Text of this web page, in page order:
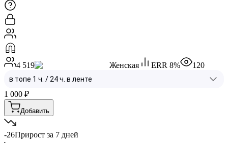
4 519 Женская ERR 8% 120
1 000 ₽
Добавить
-26Прирост за 7 дней